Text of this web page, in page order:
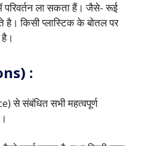
ला सकता हैं। जैसे- रूई
किसी प्लास्टिक के बोतल पर
:
से संबंधित सभी महत्वपूर्ण